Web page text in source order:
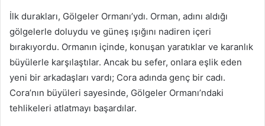
İlk durakları, Gölgeler Ormanı’ydı. Orman, adını aldığı
gölgelerle doluydu ve güneş ışığını nadiren içeri
bırakıyordu. Ormanın içinde, konuşan yaratıklar ve karanlık
büyülerle karşılaştılar. Ancak bu sefer, onlara eşlik eden
yeni bir arkadaşları vardı; Cora adında genç bir cadı.
Cora’nın büyüleri sayesinde, Gölgeler Ormanı’ndaki
tehlikeleri atlatmayı başardılar.